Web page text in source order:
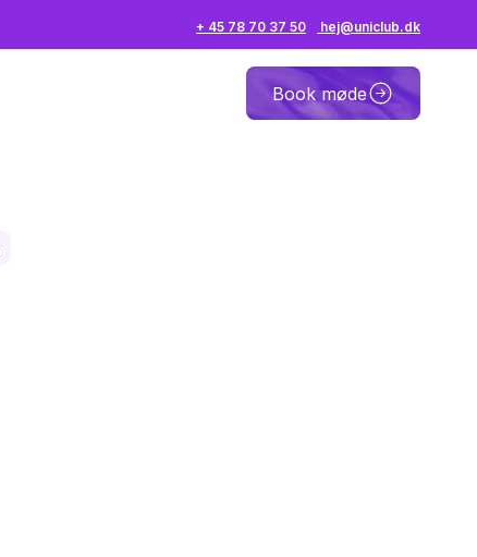
+ 45 78 70 37 50 hej@uniclub.dk
Book møde